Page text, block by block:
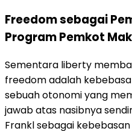
Freedom sebagai
Program Pemkot
Sementara liberty
freedom adalah
sebuah otonomi yang
jawab atas nasibnya
Frankl sebagai